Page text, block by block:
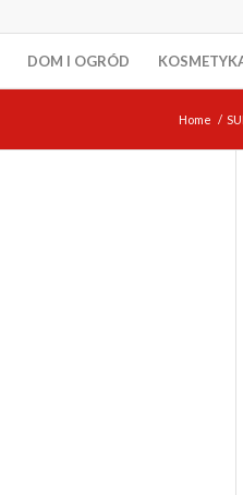
DOM I OGRÓD
Home /